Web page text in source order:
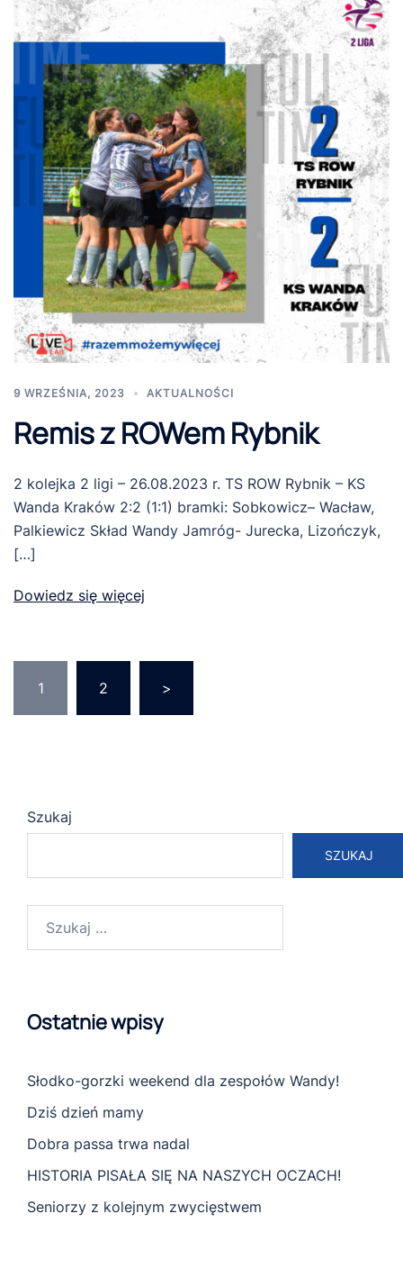
9 WRZEŚNIA, 2023 AKTUALNOŚCI
Remis z ROWem Rybnik
2 kolejka 2 ligi – 26.08.2023 r. TS ROW Rybnik – KS
Wanda Kraków 2:2 (1:1) bramki: Sobkowicz– Wacław,
Palkiewicz Skład Wandy Jamróg- Jurecka, Lizończyk,
[…]
Dowiedz się więcej
wpisów
1 2 >
Szukaj
SZUKAJ
Ostatnie wpisy
Słodko-gorzki weekend dla zespołów Wandy!
Dziś dzień mamy
Dobra passa trwa nadal
HISTORIA PISAŁA SIĘ NA NASZYCH OCZACH!
Seniorzy z kolejnym zwycięstwem